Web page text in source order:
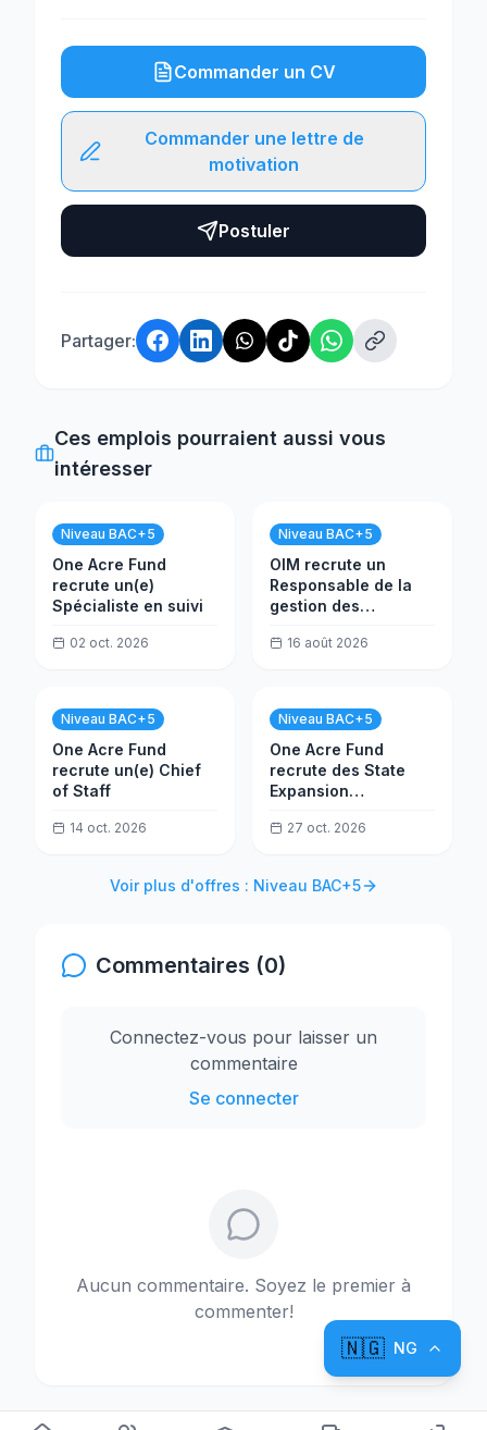
Commander un CV
Commander une lettre de
motivation
Postuler
Partager:
Ces emplois pourraient aussi vous
intéresser
Niveau BAC+5
One Acre Fund
recrute un(e)
Spécialiste en suivi
02 oct. 2026
Niveau BAC+5
OIM recrute un
Responsable de la
gestion des
16 août 2026
Niveau BAC+5
One Acre Fund
recrute un(e) Chief
of Staff
14 oct. 2026
Niveau BAC+5
One Acre Fund
recrute des State
Expansion
27 oct. 2026
Voir plus d'offres : Niveau BAC+5
Commentaires (0)
Connectez-vous pour laisser un
commentaire
Se connecter
Aucun commentaire. Soyez le premier à
commenter!
🇳🇬 NG